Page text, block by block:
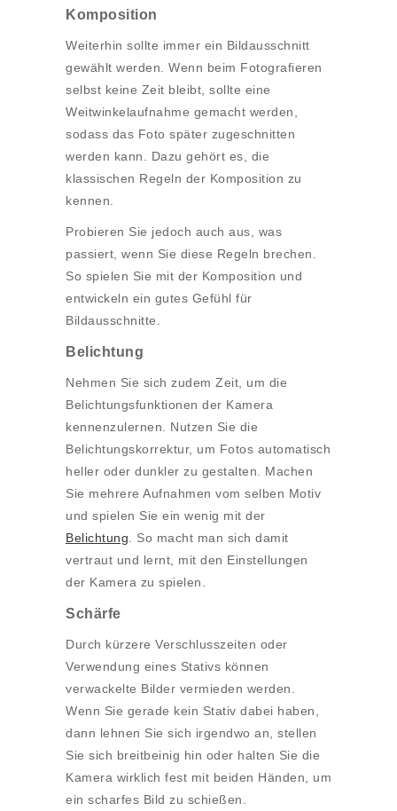
Komposition
Weiterhin sollte immer ein Bildausschnitt
gewählt werden. Wenn beim Fotografieren
selbst keine Zeit bleibt, sollte eine
Weitwinkelaufnahme gemacht werden,
sodass das Foto später zugeschnitten
werden kann. Dazu gehört es, die
klassischen Regeln der Komposition zu
kennen.
Probieren Sie jedoch auch aus, was
passiert, wenn Sie diese Regeln brechen.
So spielen Sie mit der Komposition und
entwickeln ein gutes Gefühl für
Bildausschnitte.
Belichtung
Nehmen Sie sich zudem Zeit, um die
Belichtungsfunktionen der Kamera
kennenzulernen. Nutzen Sie die
Belichtungskorrektur, um Fotos automatisch
heller oder dunkler zu gestalten. Machen
Sie mehrere Aufnahmen vom selben Motiv
und spielen Sie ein wenig mit der
Belichtung . So macht man sich damit
vertraut und lernt, mit den Einstellungen
der Kamera zu spielen.
Schärfe
Durch kürzere Verschlusszeiten oder
Verwendung eines Stativs können
verwackelte Bilder vermieden werden.
Wenn Sie gerade kein Stativ dabei haben,
dann lehnen Sie sich irgendwo an, stellen
Sie sich breitbeinig hin oder halten Sie die
Kamera wirklich fest mit beiden Händen, um
ein scharfes Bild zu schießen.